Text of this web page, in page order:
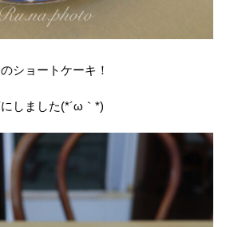
ショートケーキ！
しました(*´ω｀*)